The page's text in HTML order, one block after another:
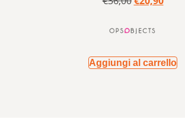
Aggiungi al carrello